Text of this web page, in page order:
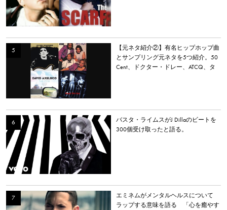
【元ネタ紹介②】有名ヒップホップ曲
とサンプリング元ネタを5つ紹介。50
Cent、ドクター・ドレー、ATCQ、タ
バスタ・ライムスがJ Dillaのビートを
300個受け取ったと語る。
エミネムがメンタルヘルスについて
ラップする意味を語る 「心を癒やす